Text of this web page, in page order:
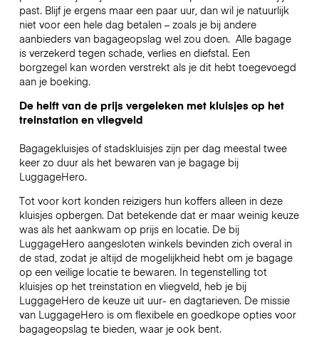
past. Blijf je ergens maar een paar uur, dan wil je natuurlijk
niet voor een hele dag betalen – zoals je bij andere
aanbieders van bagageopslag wel zou doen. Alle bagage
is verzekerd tegen schade, verlies en diefstal. Een
borgzegel kan worden verstrekt als je dit hebt toegevoegd
aan je boeking.
De helft van de prijs vergeleken met kluisjes op het
treinstation en vliegveld
Bagagekluisjes of stadskluisjes zijn per dag meestal twee
keer zo duur als het bewaren van je bagage bij
LuggageHero.
Tot voor kort konden reizigers hun koffers alleen in deze
kluisjes opbergen. Dat betekende dat er maar weinig keuze
was als het aankwam op prijs en locatie. De bij
LuggageHero aangesloten winkels bevinden zich overal in
de stad, zodat je altijd de mogelijkheid hebt om je bagage
op een veilige locatie te bewaren. In tegenstelling tot
kluisjes op het treinstation en vliegveld, heb je bij
LuggageHero de keuze uit uur- en dagtarieven. De missie
van LuggageHero is om flexibele en goedkope opties voor
bagageopslag te bieden, waar je ook bent.